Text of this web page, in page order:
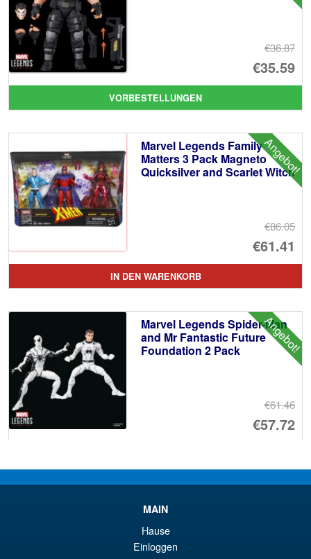
€36.87
€35.59
VORBESTELLUNGEN
Angebot!
Marvel Legends Family
Matters 3 Pack Magneto
Quicksilver and Scarlet Witch
€86.05
€61.41
IN DEN WARENKORB
Angebot!
Marvel Legends Spider-Man
and Mr Fantastic Future
Foundation 2 Pack
€61.46
€57.72
Marvel Legends The
Incredible Hulk Professor Hulk
Deluxe Action Figure
MAIN
Hause
Einloggen